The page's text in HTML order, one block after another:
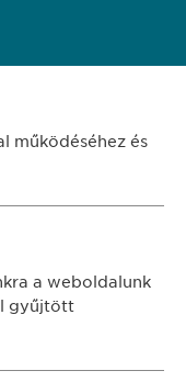
Kft.
működéséhez és
való
a weboldalunk
gyűjtött